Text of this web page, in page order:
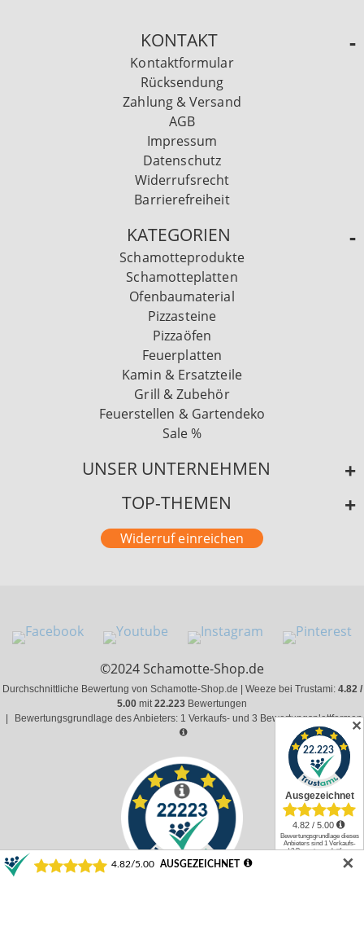
KONTAKT
Kontaktformular
Rücksendung
Zahlung & Versand
AGB
Impressum
Datenschutz
Widerrufsrecht
Barrierefreiheit
KATEGORIEN
Schamotteprodukte
Schamotteplatten
Ofenbaumaterial
Pizzasteine
Pizzaöfen
Feuerplatten
Kamin & Ersatzteile
Grill & Zubehör
Feuerstellen & Gartendeko
Sale %
UNSER UNTERNEHMEN
TOP-THEMEN
Widerruf einreichen
©2024 Schamotte-Shop.de
Durchschnittliche Bewertung von Schamotte-Shop.de | Weeze bei Trustami: 4.82 /
5.00 mit22.223 Bewertungen
Bewertungsgrundlage des Anbieters: 1 Verkaufs- und 3 Bewertungsplattformen
✕
✕